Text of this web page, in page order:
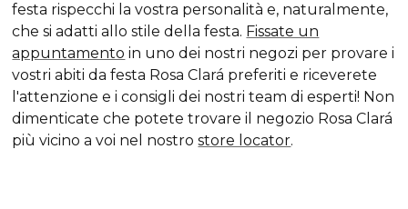
festa rispecchi la vostra personalità e, naturalmente,
che si adatti allo stile della festa. Fissate un
appuntamento in uno dei nostri negozi per provare i
vostri abiti da festa Rosa Clará preferiti e riceverete
l'attenzione e i consigli dei nostri team di esperti! Non
dimenticate che potete trovare il negozio Rosa Clará
più vicino a voi nel nostrostore locator.